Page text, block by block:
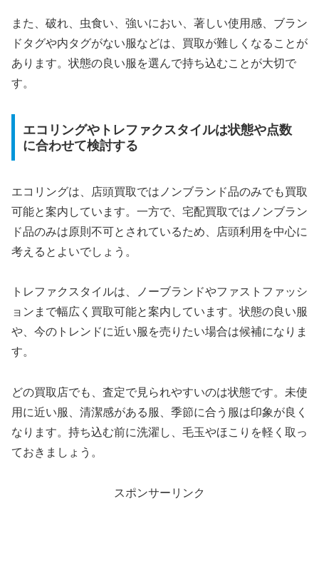
また、破れ、虫食い、強いにおい、著しい使用感、ブラン
ドタグや内タグがない服などは、買取が難しくなることが
あります。状態の良い服を選んで持ち込むことが大切で
す。
エコリングやトレファクスタイルは状態や点数
に合わせて検討する
エコリングは、店頭買取ではノンブランド品のみでも買取
可能と案内しています。一方で、宅配買取ではノンブラン
ド品のみは原則不可とされているため、店頭利用を中心に
考えるとよいでしょう。
トレファクスタイルは、ノーブランドやファストファッシ
ョンまで幅広く買取可能と案内しています。状態の良い服
や、今のトレンドに近い服を売りたい場合は候補になりま
す。
どの買取店でも、査定で見られやすいのは状態です。未使
用に近い服、清潔感がある服、季節に合う服は印象が良く
なります。持ち込む前に洗濯し、毛玉やほこりを軽く取っ
ておきましょう。
スポンサーリンク